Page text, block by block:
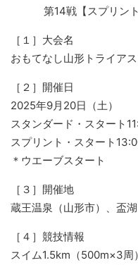
第14戦【スプリン
［１］大会名
おもてなし⼭形トライア
［２］開催日
2025年9月20日（土）
スタンダード・スタート
スプリント・スタート
＊ウエーブスタート
［３］開催地
蔵王温泉（山形市）、盃
［４］競技情報
スイム1.5km（500m×3周